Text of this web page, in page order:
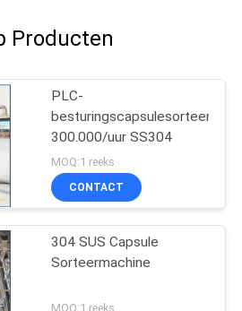
Producten
PLC-
300.000/uur SS304
MOQ:1 reeks
CONTACT
304 SUS Capsule
Sorteermachine
MOQ:1 reeks